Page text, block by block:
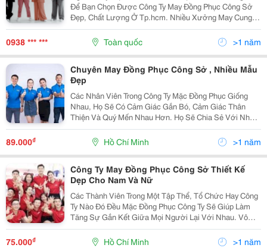
Để Bạn Chọn Được Công Ty May Đồng Phục Công Sở
Đẹp, Chất Lượng Ở Tp.hcm. Nhiều Xưởng May Cung
Cấp Các Sản Phẩm Không Đúng Như Ký Kết Hợp Đồng
Như Vải Ra Màu, Co Rút, Size Không Chuẩn, Kích...
0938 *** *** Toàn quốc >1 năm
Chuyên May Đồng Phục Công Sở , Nhiều Mẫu
Đẹp
Các Nhân Viên Trong Công Ty Mặc Đồng Phục Giống
Nhau, Họ Sẽ Có Cảm Giác Gắn Bó, Cảm Giác Thân
Thiện Và Quý Mến Nhau Hơn. Họ Sẽ Chia Sẻ Với Nhau
Nhiều Vấn Đề Trong Cuộc Sống Hơn Là Quan Tâm Đến
Phong Cách Ăn Mặc Cá Nhân Của Mỗi Người. Điều Này
Sẽ Thúc...
89.000₫ Hồ Chí Minh >1 năm
Công Ty May Đồng Phục Công Sở Thiết Kế
Dẹp Cho Nam Và Nữ
Các Thành Viên Trong Một Tập Thể, Tổ Chức Hay Công
Ty Nào Đó Đều Mặc Đồng Phục Công Ty Sẽ Giúp Làm
Tăng Sự Gắn Kết Giữa Mọi Người Lại Với Nhau. Vô
Hình Chung Việc Này Còn Giúp Tăng Sức Mạnh Đoàn
Kết, Tạo Sự Kết Nối Mật Thiết Từ Những Phòng Ban Và
75.000₫ Hồ Chí Minh >1 năm